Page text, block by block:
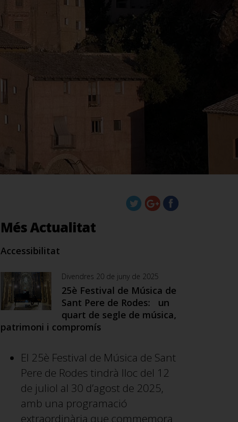
Més Actualitat
Accessibilitat
Divendres 20 de juny de 2025
25è Festival de Música de
Sant Pere de Rodes: un
quart de segle de música,
patrimoni i compromís
El 25è Festival de Música de Sant
Pere de Rodes tindrà lloc del 12
de juliol al 30 d’agost de 2025,
amb una programació
extraordinària que commemora